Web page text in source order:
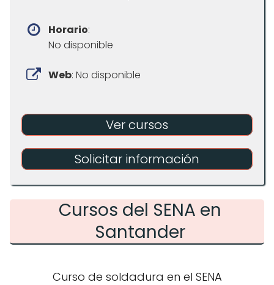
Horario:
No disponible
Web: No disponible
Ver cursos
Solicitar información
Cursos del SENA en
Santander
Curso de soldadura en el SENA